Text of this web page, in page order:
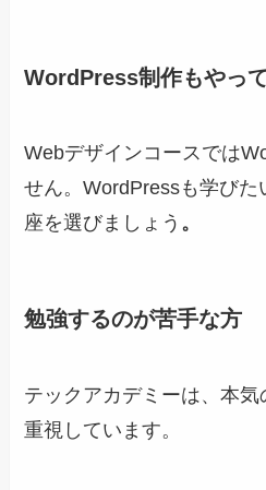
WordPress制作もやっ
Webデザインコースでは
せん。WordPressも学び
座を選びましょう 。
勉強するのが苦手な方
テックアカデミーは、本
重視しています。